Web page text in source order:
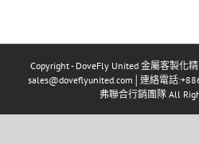
Copyright - DoveFly United 金屬客製化
sales@doveflyunited.com│連絡電話
弗聯合行銷團隊 All